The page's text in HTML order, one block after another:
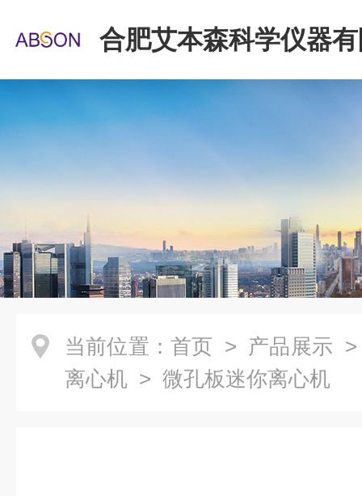
合肥艾本森科学仪器
当前位置： 首页 > 产品展示
离心机 > 微孔板迷你离心机